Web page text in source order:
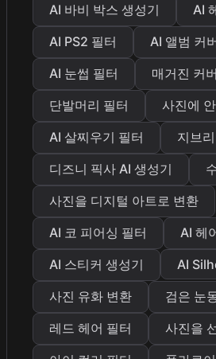
AI 바비 박스 생성기
AI
AI PS2 필터
AI 앨범 커
AI 눈썹 필터
매거진 커
단발머리 필터
사진에
AI 살찌우기 필터
지브
디즈니 픽사 AI 생성기
사진을 디지털 아트로 변환
AI 코 피어싱 필터
AI 헤
AI 스티커 생성기
AI
사진 유화 변환
검은 눈
레드 헤어 필터
사진을